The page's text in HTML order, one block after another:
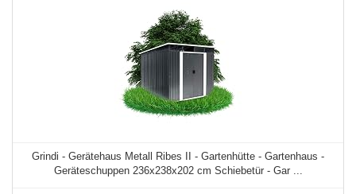
Grindi - Gerätehaus Metall Ribes II - Gartenhütte - Gartenhaus -
Geräteschuppen 236x238x202 cm Schiebetür - Gar ...